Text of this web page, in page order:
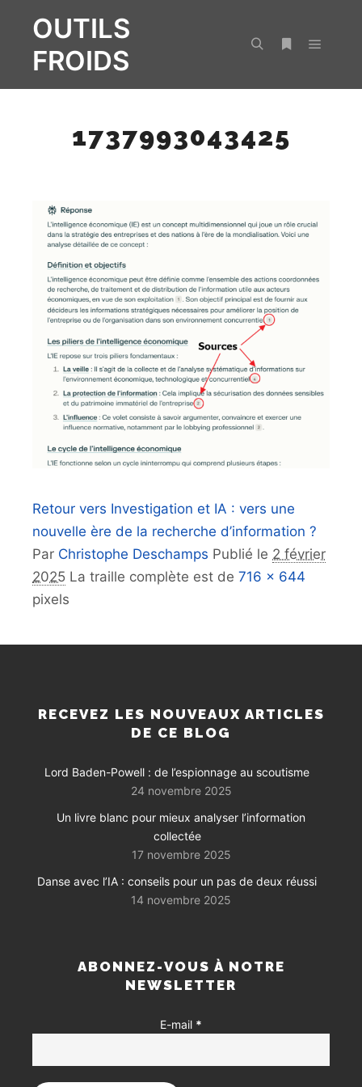
OUTILS
FROIDS
1737993043425
Retour vers Investigation et IA : vers une
nouvelle ère de la recherche d’information ?
Par Christophe Deschamps Publié le 2 février
2025 La traille complète est de 716 × 644
pixels
RECEVEZ LES NOUVEAUX ARTICLES
DE CE BLOG
Lord Baden-Powell : de l’espionnage au scoutisme
24 novembre 2025
Un livre blanc pour mieux analyser l’information
collectée
17 novembre 2025
Danse avec l’IA : conseils pour un pas de deux réussi
14 novembre 2025
ABONNEZ-VOUS À NOTRE
NEWSLETTER
E-mail *